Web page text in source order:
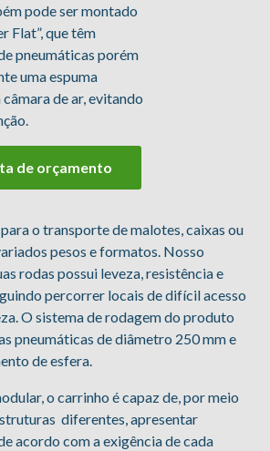
pode ser montado
Flat”, que têm
pneumáticas porém
uma espuma
de ar, evitando
de orçamento
o transporte de malotes, caixas ou
pesos e formatos. Nosso
rodas possui leveza, resistência e
percorrer locais de difícil acesso
O sistema de rodagem do produto
pneumáticas de diâmetro 250 mm e
de esfera.
o carrinho é capaz de, por meio
diferentes, apresentar
acordo com a exigência de cada